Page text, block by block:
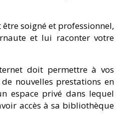
soigné et professionnel,
et lui raconter votre
doit permettre à vos
nouvelles prestations en
espace privé dans lequel
accès à sa bibliothèque